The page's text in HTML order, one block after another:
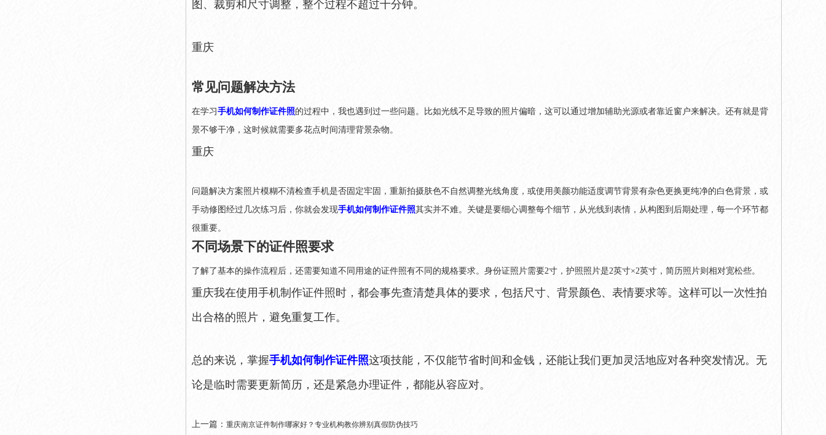
图、裁剪和尺寸调整，整个过程不超过十分钟。
重庆
常见问题解决方法
在学习 手机如何制作证件照的过程中，我也遇到过一些问题。比如光线不足导致的照片偏暗，这可以通过增加辅助光源或者靠近窗户来解决。还有就是背
景不够干净，这时候就需要多花点时间清理背景杂物。
重庆
问题解决方案照片模糊不清检查手机是否固定牢固，重新拍摄肤色不自然调整光线角度，或使用美颜功能适度调节背景有杂色更换更纯净的白色背景，或
手动修图经过几次练习后，你就会发现手机如何制作证件照其实并不难。关键是要细心调整每个细节，从光线到表情，从构图到后期处理，每一个环节都
很重要。
不同场景下的证件照要求
了解了基本的操作流程后，还需要知道不同用途的证件照有不同的规格要求。身份证照片需要2寸，护照照片是2英寸×2英寸，简历照片则相对宽松些。
重庆我在使用手机制作证件照时，都会事先查清楚具体的要求，包括尺寸、背景颜色、表情要求等。这样可以一次性拍
出合格的照片，避免重复工作。
总的来说，掌握手机如何制作证件照这项技能，不仅能节省时间和金钱，还能让我们更加灵活地应对各种突发情况。无
论是临时需要更新简历，还是紧急办理证件，都能从容应对。
上一篇： 重庆南京证件制作哪家好？专业机构教你辨别真假防伪技巧